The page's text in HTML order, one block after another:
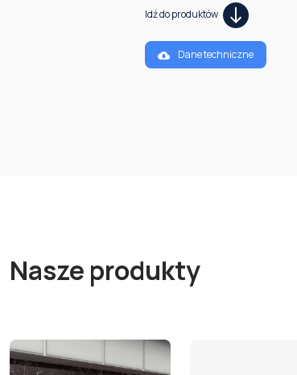
Idź do produktów
Dane techniczne
Nasze produkty